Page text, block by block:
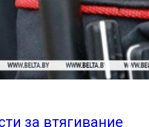
за втягивание